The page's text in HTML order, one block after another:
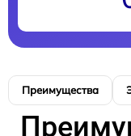
Преимущества